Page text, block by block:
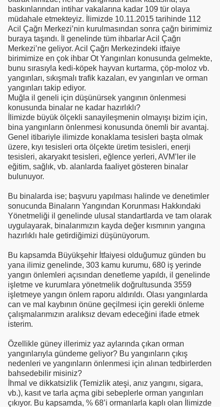
baskınlarından intihar vakalarına kadar 109 tür olaya
müdahale etmekteyiz. İlimizde 10.11.2015 tarihinde 112
Acil Çağrı Merkezi’nin kurulmasından sonra çağrı birimimiz
buraya taşındı. İl genelinde tüm ihbarlar Acil Çağrı
Merkezi’ne geliyor. Acil Çağrı Merkezindeki itfaiye
birimimize en çok ihbar Ot Yangınları konusunda gelmekte,
bunu sırasıyla kedi-köpek hayvan kurtarma, çöp-moloz vb.
yangınları, sıkışmalı trafik kazaları, ev yangınları ve orman
yangınları takip ediyor.
Muğla il geneli için düşünürsek yangının önlenmesi
konusunda binalar ne kadar hazırlıklı?
İlimizde büyük ölçekli sanayileşmenin olmayışı bizim için,
bina yangınların önlenmesi konusunda önemli bir avantaj.
Genel itibariyle ilimizde konaklama tesisleri başta olmak
üzere, kıyı tesisleri orta ölçekte üretim tesisleri, enerji
tesisleri, akaryakıt tesisleri, eğlence yerleri, AVM’ler ile
eğitim, sağlık, vb. alanlarda faaliyet gösteren binalar
bulunuyor.
Bu binalarda ise; başvuru yapılması halinde ve denetimler
sonucunda Binaların Yangından Korunması Hakkındaki
Yönetmeliği il genelinde ulusal standartlarda ve tam olarak
uygulayarak, binalarımızın kayda değer kısmının yangına
hazırlıklı hale getirdiğimizi düşünüyorum.
Bu kapsamda Büyükşehir İtfaiyesi olduğumuz günden bu
yana ilimiz genelinde, 303 kamu kurumu, 680 iş yerinde
yangın önlemleri açısından denetleme yapıldı, il genelinde
işletme ve kurumlara yönetmelik doğrultusunda 3559
işletmeye yangın önlem raporu aldırıldı. Olası yangınlarda
can ve mal kaybının önüne geçilmesi için gerekli önleme
çalışmalarımızın aralıksız devam edeceğini ifade etmek
isterim.
Özellikle güney illerimiz yaz aylarında çıkan orman
yangınlarıyla gündeme geliyor? Bu yangınların çıkış
nedenleri ve yangınların önlenmesi için alınan tedbirlerden
bahsedebilir misiniz?
İhmal ve dikkatsizlik (Temizlik ateşi, anız yangını, sigara,
vb.), kasıt ve tarla açma gibi sebeplerle orman yangınları
çıkıyor. Bu kapsamda, % 68’i ormanlarla kaplı olan İlimizde